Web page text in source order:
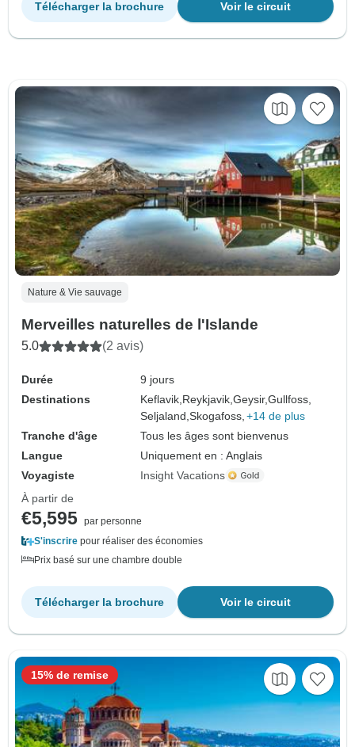
Voir le circuit
Télécharger la brochure
Nature & Vie sauvage
Merveilles naturelles de l'Islande
5.0 (2 avis)
Durée
9 jours
Destinations
Keflavik, Reykjavik,Geysir,Gullfoss,
Seljaland,Skogafoss, +14 de plus
Tranche d'âge
Tous les âges sont bienvenus
Langue
Uniquement en : Anglais
Voyagiste
Insight Vacations
À partir de
€5,595 par personne
S'inscrire pour réaliser des économies
Prix basé sur une chambre double
Voir le circuit
Télécharger la brochure
15% de remise